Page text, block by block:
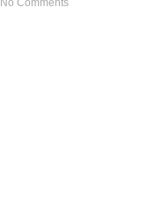
No Comments